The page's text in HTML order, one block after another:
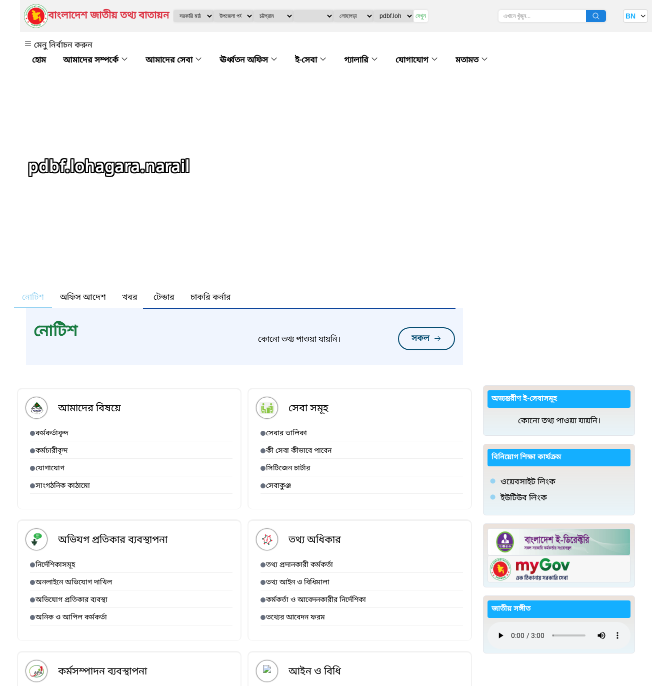
বাংলাদেশ জাতীয় তথ্য বাতায়ন দেখুন BN
মেনু নির্বাচন করুন
আমাদের সম্পর্কে
আমাদের সেবা ঊর্ধ্বতন অফিস ই-সেবা গ্যালারি যোগাযোগ মতামত
pdbf.lohagara.narail
নোটিশ অফিস আদেশ খবর টেন্ডার চাকরি কর্নার
নোটিশ সকল
কোনো তথ্য পাওয়া যায়নি।
আমাদের বিষয়ে
কর্মকর্তাবৃন্দ
কর্মচারীবৃন্দ
যোগাযোগ
সাংগঠনিক কাঠামো
সেবা সমূহ
সেবার তালিকা
কী সেবা কীভাবে পাবেন
সিটিজেন চার্টার
সেবাকুঞ্জ
অভিযগ প্রতিকার ব্যবস্থাপনা
নির্দেশিকাসমূহ
অনলাইনে অভিযোগ দাখিল
অভিযোগ প্রতিকার ব্যবস্থা
অনিক ও আপিল কর্মকর্তা
তথ্য অধিকার
তথ্য প্রদানকারী কর্মকর্তা
তথ্য আইন ও বিধিমালা
কর্মকর্তা ও আবেদনকারীর নির্দেশিকা
তথ্যের আবেদন ফরম
কর্মসম্পাদন ব্যবস্থাপনা আইন ও বিধি
অভ্যন্তরীণ ই-সেবাসমূহ
কোনো তথ্য পাওয়া যায়নি।
বিনিয়োগ শিক্ষা কার্যক্রম
ওয়েবসাইট লিংক
ইউটিউব লিংক
জাতীয় সঙ্গীত